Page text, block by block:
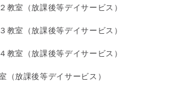
教室（放課後等デイサービス）
教室（放課後等デイサービス）
教室（放課後等デイサービス）
（放課後等デイサービス）